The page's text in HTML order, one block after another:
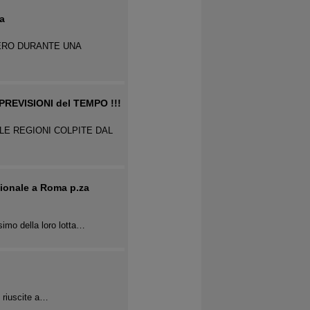
DURANTE UNA
del TEMPO !!!
REGIONI COLPITE DAL
a Roma p.za
della loro lotta…
riuscite a…